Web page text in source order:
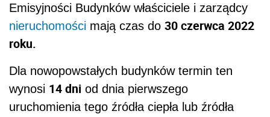
Emisyjności Budynków właściciele i zarządcy
nieruchomości mają czas do 30 czerwca 2022
roku.
Dla nowopowstałych budynków termin ten
wynosi 14 dni od dnia pierwszego
uruchomienia tego źródła ciepła lub źródła